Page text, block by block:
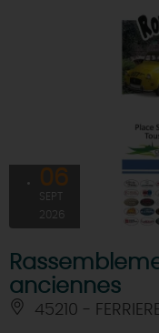
06
SEPT
2026
anciennes
45210 -